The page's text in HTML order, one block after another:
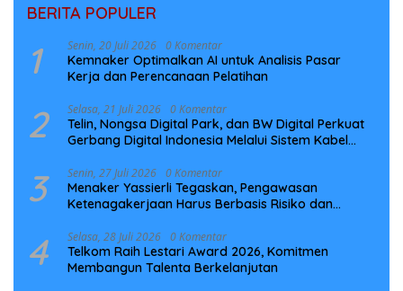
BERITA POPULER
1 Senin, 20 Juli 2026 0 Komentar
Kemnaker Optimalkan AI untuk Analisis Pasar
Kerja dan Perencanaan Pelatihan
2 Selasa, 21 Juli 2026 0 Komentar
Telin, Nongsa Digital Park, dan BW Digital Perkuat
Gerbang Digital Indonesia Melalui Sistem Kabel
3 Senin, 27 Juli 2026 0 Komentar
Menaker Yassierli Tegaskan, Pengawasan
Ketenagakerjaan Harus Berbasis Risiko dan
4 Selasa, 28 Juli 2026 0 Komentar
Telkom Raih Lestari Award 2026, Komitmen
Membangun Talenta Berkelanjutan